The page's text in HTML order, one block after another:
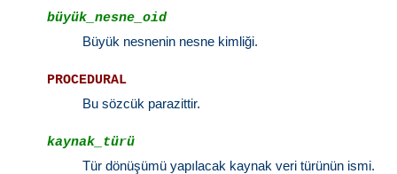
büyük_nesne_oid
Büyük nesnenin nesne kimliği.
PROCEDURAL
Bu sözcük parazittir.
kaynak_türü
Tür dönüşümü yapılacak kaynak veri türünün ismi.